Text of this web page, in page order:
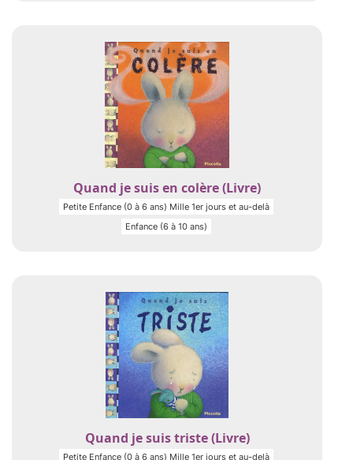
Quand je suis en colère (Livre)
Petite Enfance (0 à 6 ans) Mille 1er jours et au-delà
Enfance (6 à 10 ans)
Quand je suis triste (Livre)
Petite Enfance (0 à 6 ans) Mille 1er jours et au-delà